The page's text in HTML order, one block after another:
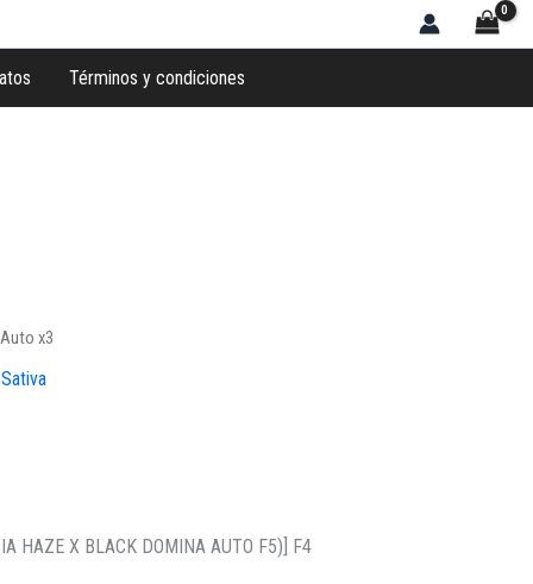
Términos y condiciones
x3
Sativa
HAZE X BLACK DOMINA AUTO F5)] F4